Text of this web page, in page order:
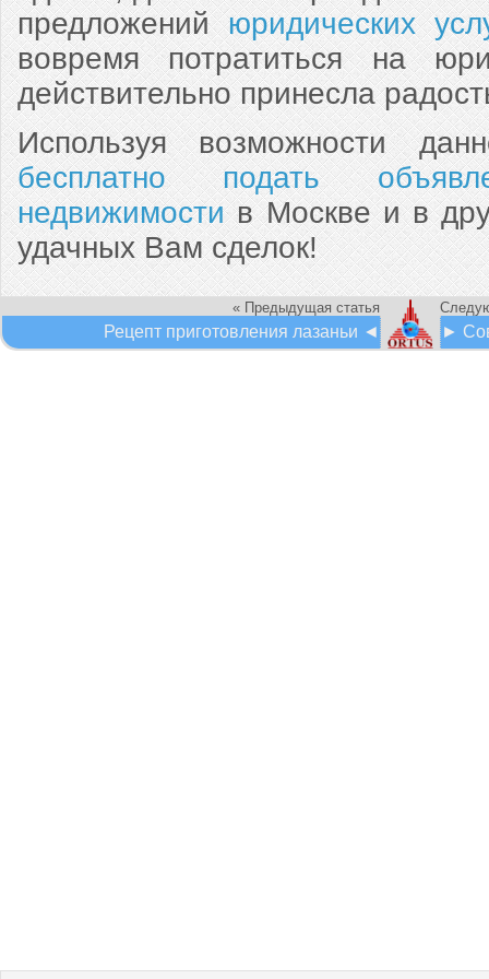
предложенийюридических
вовремя потратиться на
действительно принесла
Используя возможности
бесплатно подать
недвижимостив Москве и в
удачных Вам сделок!
« Предыдущая статья
Рецепт приготовления лазаньи ◄ ►